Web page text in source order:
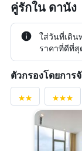
คู่รักใน ดานัง
ใส่วันที่เดิน
ราคาที่ดีที่สุ
ตัวกรองโดยการ